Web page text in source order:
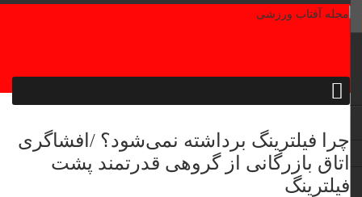
چرا فیلترینگ برداشته نمی‌شود؟ /افشاگری
اتاق بازرگانی از گروهی قدرتمند پشت
فیلترینگ